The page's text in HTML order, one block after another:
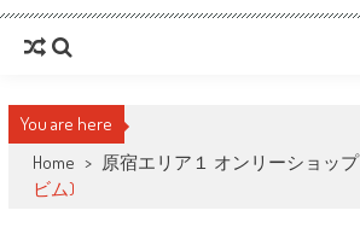
You are here
Home > 原宿エリア１ オンリーショップ
ビム)